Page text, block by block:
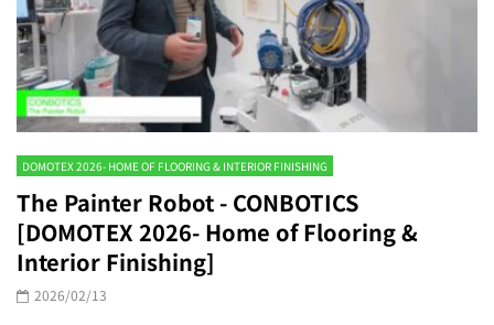
DOMOTEX 2026- HOME OF FLOORING & INTERIOR FINISHING
The Painter Robot - CONBOTICS
[DOMOTEX 2026- Home of Flooring &
Interior Finishing]
2026/02/13